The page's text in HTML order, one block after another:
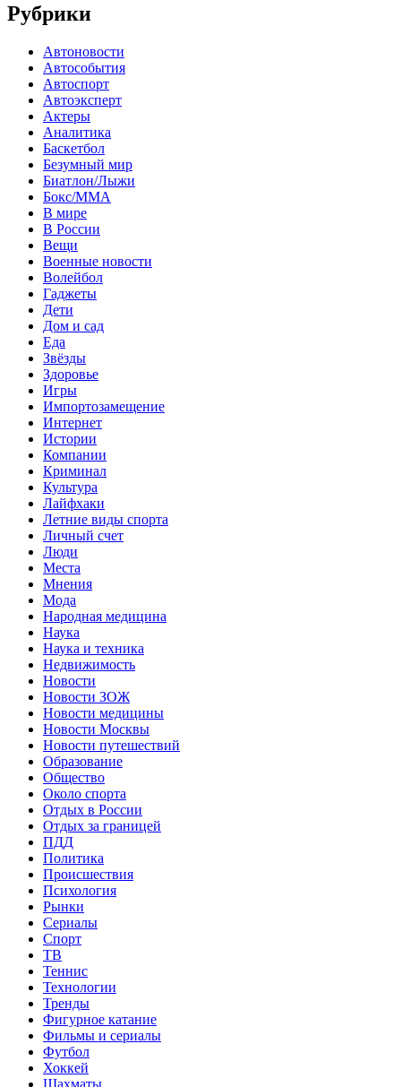
Рубрики
Автоновости
Автособытия
Автоспорт
Автоэксперт
Актеры
Аналитика
Баскетбол
Безумный мир
Биатлон/Лыжи
Бокс/MMA
В мире
В России
Вещи
Военные новости
Волейбол
Гаджеты
Дети
Дом и сад
Еда
Звёзды
Здоровье
Игры
Импортозамещение
Интернет
Истории
Компании
Криминал
Культура
Лайфхаки
Летние виды спорта
Личный счет
Люди
Места
Мнения
Мода
Народная медицина
Наука
Наука и техника
Недвижимость
Новости
Новости ЗОЖ
Новости медицины
Новости Москвы
Новости путешествий
Образование
Общество
Около спорта
Отдых в России
Отдых за границей
ПДД
Политика
Происшествия
Психология
Рынки
Сериалы
Спорт
ТВ
Теннис
Технологии
Тренды
Фигурное катание
Фильмы и сериалы
Футбол
Хоккей
Шахматы